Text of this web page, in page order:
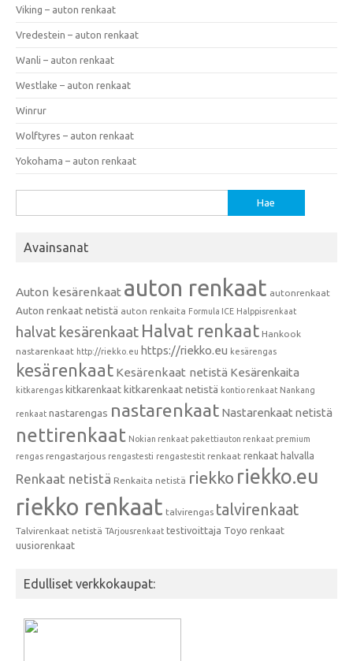
Viking – auton renkaat
Vredestein – auton renkaat
Wanli – auton renkaat
Westlake – auton renkaat
Winrur
Wolftyres – auton renkaat
Yokohama – auton renkaat
Avainsanat
Auton kesärenkaat auton renkaat autonrenkaat
Auton renkaat netistä auton renkaita Formula ICE Halppisrenkaat
halvat kesärenkaat Halvat renkaat Hankook
nastarenkaat http://riekko.eu https://riekko.eu kesärengas
kesärenkaat Kesärenkaat netistä Kesärenkaita
kitkarengas kitkarenkaat kitkarenkaat netistä kontio renkaat Nankang
renkaat nastarengas nastarenkaat Nastarenkaat netistä
nettirenkaat Nokian renkaat pakettiauton renkaat premium
rengas rengastarjous rengastesti rengastestit renkaat renkaat halvalla
Renkaat netistä Renkaita netistä riekko riekko.eu
riekko renkaat talvirengas talvirenkaat
Talvirenkaat netistä TArjousrenkaat testivoittaja Toyo renkaat
uusiorenkaat
Edulliset verkkokaupat: